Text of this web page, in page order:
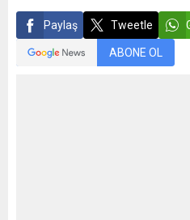
Paylaş Tweetle
ABONE OL